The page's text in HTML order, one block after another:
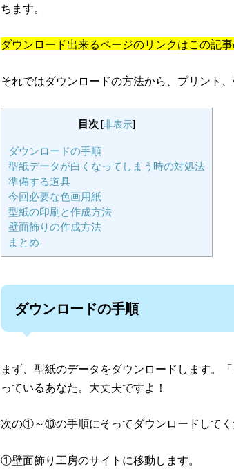
ちます。
ダウンロード出来るページのリンクはこの記
それではダウンロードの方法から、プリント
目次 [非表示]
ダウンロードの手順
型紙データが白くなってしまう時の対処法
準備する道具
今回必要な色画用紙
型紙の印刷と作成方法
壁面飾りの作成方法
まとめ
ダウンロードの手順
まず、型紙のデータをダウンロードします。
っているあなた。大丈夫ですよ！
次の①～⑩の手順にそってダウンロードしてく
①壁面飾り工房のサイトに移動します。